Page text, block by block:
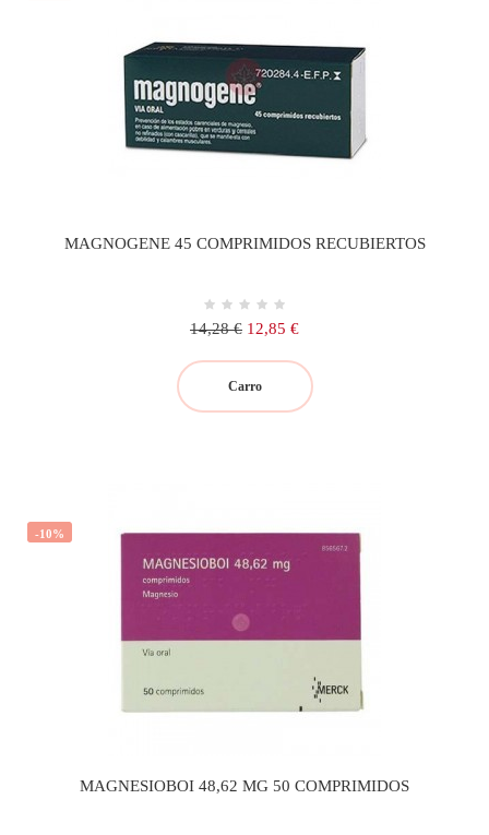
MAGNOGENE 45 COMPRIMIDOS RECUBIERTOS
Precio
14,28 € Precio
12,85 €
Carro
-10%
MAGNESIOBOI 48,62 MG 50 COMPRIMIDOS